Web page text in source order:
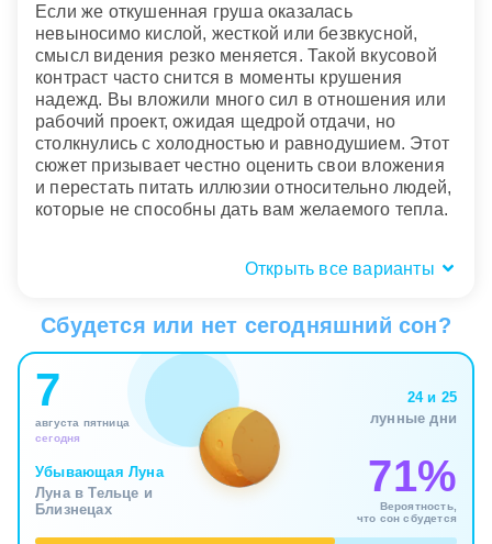
Если же откушенная груша оказалась
невыносимо кислой, жесткой или безвкусной,
смысл видения резко меняется. Такой вкусовой
контраст часто снится в моменты крушения
надежд. Вы вложили много сил в отношения или
рабочий проект, ожидая щедрой отдачи, но
столкнулись с холодностью и равнодушием. Этот
сюжет призывает честно оценить свои вложения
и перестать питать иллюзии относительно людей,
которые не способны дать вам желаемого тепла.
Открыть все варианты
грушевый сад или чужие руки
Место действия и окружающая обстановка
помогают понять, в какой именно сфере жизни
разворачивается ваш поиск баланса. Гулять во
сне по ухоженному, залитому солнцем грушевому
саду – прекрасный знак, указывающий на
изобилие и благоприятную среду для личного
роста. Ваше подсознание транслирует чувство
глубокой безопасности и уверенности в
завтрашнем дне, где есть место и продуктивному
Сбудется или нет сегодняшний сон?
7
августа пятница
сегодня
Убывающая Луна
Луна в Тельце и
Близнецах
24 и 25
лунные дни
71%
Вероятность,
что сон сбудется